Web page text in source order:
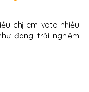
chị em vote nhiều
đang trải nghiệm